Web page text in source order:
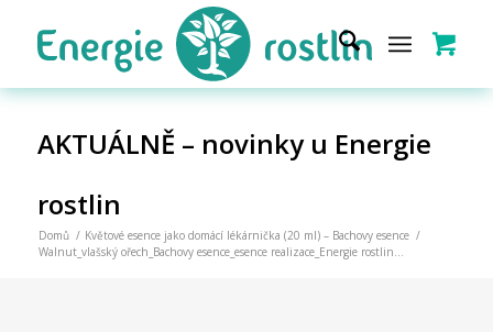
AKTUÁLNĚ – novinky u Energie
rostlin
Domů / Květové esence jako domácí lékárnička (20 ml) – Bachovy esence /
Walnut_vlašský ořech_Bachovy esence_esence realizace_Energie rostlin...